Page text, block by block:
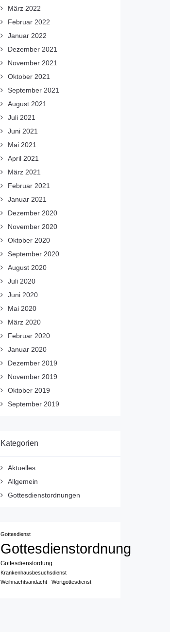
März 2022
Februar 2022
Januar 2022
Dezember 2021
November 2021
Oktober 2021
September 2021
August 2021
Juli 2021
Juni 2021
Mai 2021
April 2021
März 2021
Februar 2021
Januar 2021
Dezember 2020
November 2020
Oktober 2020
September 2020
August 2020
Juli 2020
Juni 2020
Mai 2020
März 2020
Februar 2020
Januar 2020
Dezember 2019
November 2019
Oktober 2019
September 2019
Kategorien
Aktuelles
Allgemein
Gottesdienstordnungen
Gottesdienst
Gottesdienstordnung
Gottesdienstordung
Krankenhausbesuchsdienst
Weihnachtsandacht
Wortgottesdienst